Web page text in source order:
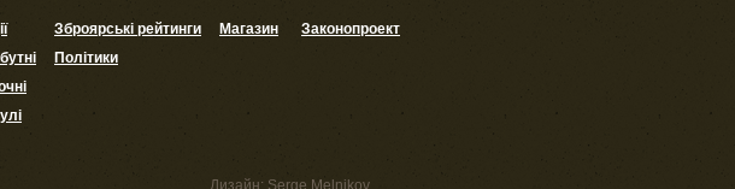
Зброярські рейтинги
Політики
Магазин Законопроект
Дизайн: Serge Melnikov